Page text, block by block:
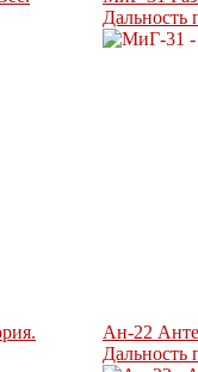
Дальность
Ан-22
Дальность